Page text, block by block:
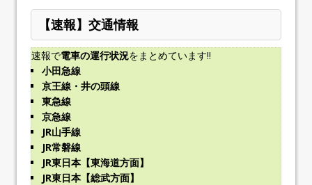
【速報】交通情報
速報で電車の運行状況をまとめています!!
小田急線
京王線・井の頭線
東急線
京急線
JR山手線
JR常磐線
JR東日本【東海道方面】
JR東日本【総武方面】